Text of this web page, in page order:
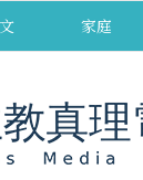
家庭